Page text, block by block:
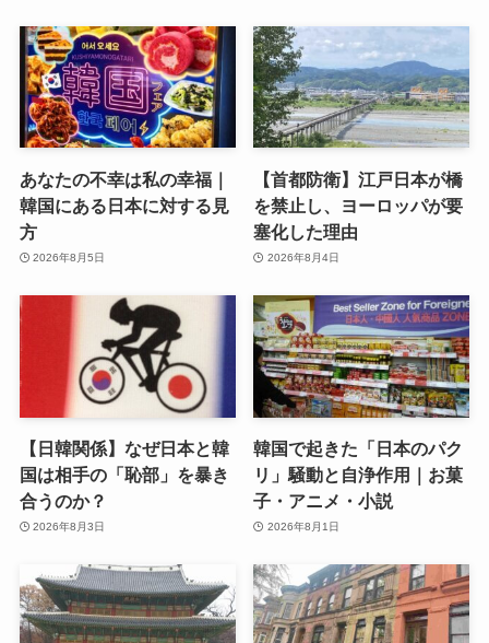
あなたの不幸は私の幸福｜
韓国にある日本に対する見
方
2026年8月5日
【首都防衛】江戸日本が橋
を禁止し、ヨーロッパが要
塞化した理由
2026年8月4日
【日韓関係】なぜ日本と韓
国は相手の「恥部」を暴き
合うのか？
2026年8月3日
韓国で起きた「日本のパク
リ」騒動と自浄作用｜お菓
子・アニメ・小説
2026年8月1日